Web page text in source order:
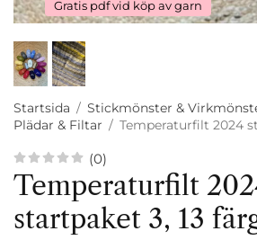
Gratis pdf vid köp av garn
Startsida / Stickmönster &
Plädar & Filtar / Temperaturfilt 2024
(0)
Temperaturfilt
startpaket 3, 13